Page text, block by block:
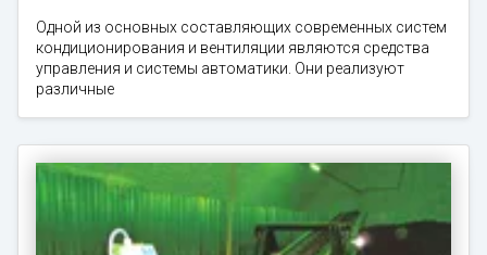
Одной из основных составляющих современных систем
кондиционирования и вентиляции являются средства
управления и системы автоматики. Они реализуют
различные